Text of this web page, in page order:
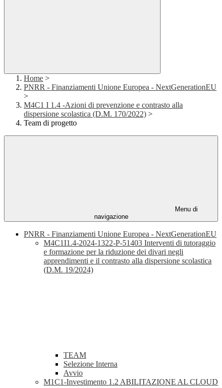
Home >
PNRR - Finanziamenti Unione Europea - NextGenerationEU
>
M4C1 I 1.4 -Azioni di prevenzione e contrasto alla
dispersione scolastica (D.M. 170/2022) >
Team di progetto
Menu di
navigazione
PNRR - Finanziamenti Unione Europea - NextGenerationEU
M4C1I1.4-2024-1322-P-51403 Interventi di tutoraggio
e formazione per la riduzione dei divari negli
apprendimenti e il contrasto alla dispersione scolastica
(D.M. 19/2024)
TEAM
Selezione Interna
Avvio
M1C1-Investimento 1.2 ABILITAZIONE AL CLOUD